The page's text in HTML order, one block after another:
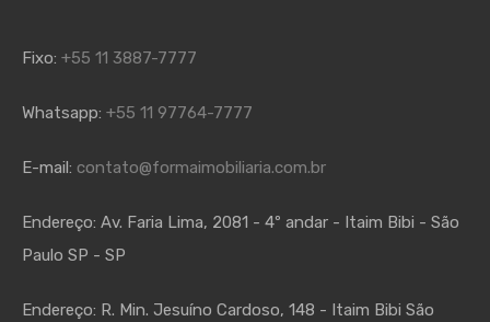
Fixo: +55 11 3887-7777
Whatsapp: +55 11 97764-7777
E-mail: contato@formaimobiliaria.com.br
Endereço: Av. Faria Lima, 2081 - 4º andar - Itaim Bibi - São
Paulo SP - SP
Endereço: R. Min. Jesuíno Cardoso, 148 - Itaim Bibi São